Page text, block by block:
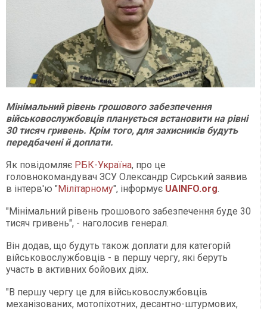
Мінімальний рівень грошового забезпечення
військовослужбовців планується встановити на рівні
30 тисяч гривень. Крім того, для захисників будуть
передбачені й доплати.
Як повідомляє РБК-Україна, про це
головнокомандувач ЗСУ Олександр Сирський заявив
в інтерв'ю "Мілітарному", інформує UAINFO.org.
"Мінімальний рівень грошового забезпечення буде 30
тисяч гривень", - наголосив генерал.
Він додав, що будуть також доплати для категорій
військовослужбовців - в першу чергу, які беруть
участь в активних бойових діях.
"В першу чергу це для військовослужбовців
механізованих, мотопіхотних, десантно-штурмових,